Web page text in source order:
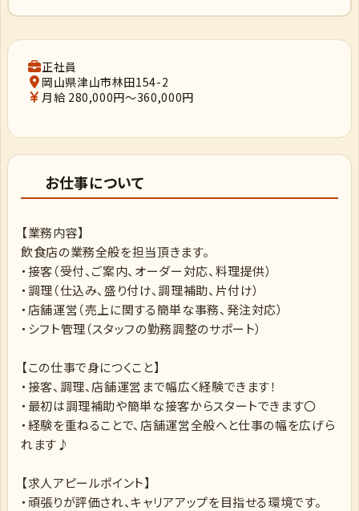
正社員
岡山県津山市林田154-2
月給 280,000円～360,000円
お仕事について
【業務内容】
飲食店の業務全般を担当頂きます。
・接客（受付、ご案内、オーダー対応、料理提供）
・調理（仕込み、盛り付け、調理補助、片付け）
・店舗運営（売上に関する簡単な事務、発注対応）
・シフト管理（スタッフの勤務調整のサポート）
【この仕事で身につくこと】
・接客、調理、店舗運営まで幅広く経験できます！
・最初は調理補助や簡単な接客からスタートできます〇
・経験を重ねることで、店舗運営全般へと仕事の幅を広げら
れます♪
【求人アピールポイント】
・頑張りが評価され、キャリアアップを目指せる環境です。